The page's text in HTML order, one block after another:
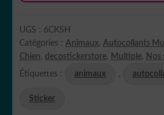
UGS : 6CKSH
Catégories : Animaux, Autocollants
Chien, decostickerstore, Multiple, Nos
Étiquettes : animaux ,
Sticker